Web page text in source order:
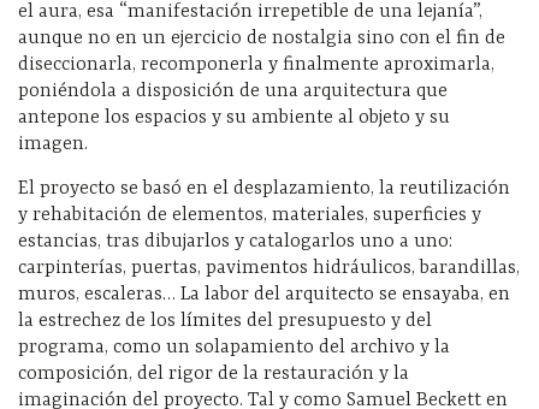
el aura, esa “manifestación irrepetible de una lejanía”,
aunque no en un ejercicio de nostalgia sino con el fin de
diseccionarla, recomponerla y finalmente aproximarla,
poniéndola a disposición de una arquitectura que
antepone los espacios y su ambiente al objeto y su
imagen.
El proyecto se basó en el desplazamiento, la reutilización
y rehabitación de elementos, materiales, superficies y
estancias, tras dibujarlos y catalogarlos uno a uno:
carpinterías, puertas, pavimentos hidráulicos, barandillas,
muros, escaleras… La labor del arquitecto se ensayaba, en
la estrechez de los límites del presupuesto y del
programa, como un solapamiento del archivo y la
composición, del rigor de la restauración y la
imaginación del proyecto. Tal y como Samuel Beckett en